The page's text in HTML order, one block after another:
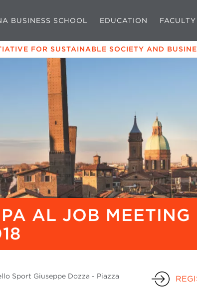
BUSINESS SCHOOL EDUCATION
FOR SUSTAINABLE SOCIETY AND
AL JOB MEETING
Sport Giuseppe Dozza - Piazza